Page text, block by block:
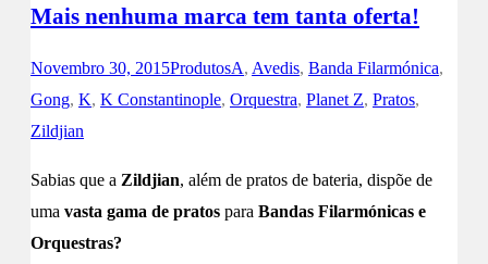
Mais nenhuma marca tem tanta oferta!
Novembro 30, 2015ProdutosA, Avedis, Banda Filarmónica,
Gong, K, K Constantinople, Orquestra, Planet Z, Pratos,
Zildjian
Sabias que a Zildjian, além de pratos de bateria, dispõe de
uma vasta gama de pratos para Bandas Filarmónicas e
Orquestras?